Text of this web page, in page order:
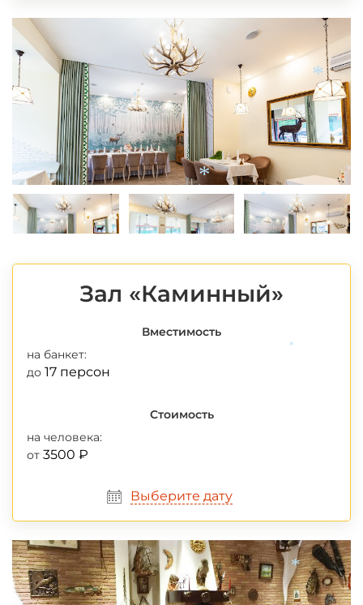
Зал «Каминный»
Вместимость
на банкет:
до 17 персон
Стоимость
на человека:
от 3500 ₽
Выберите дату
*
*
*
* *